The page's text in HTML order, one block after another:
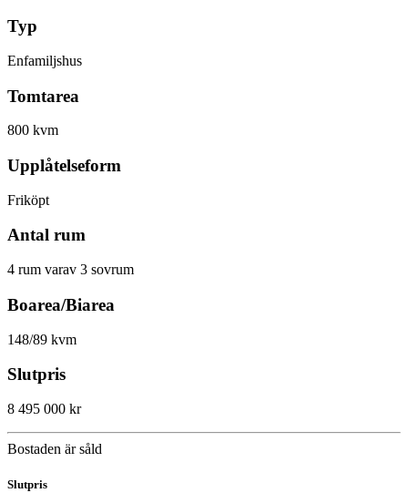
Typ
Enfamiljshus
Tomtarea
800 kvm
Upplåtelseform
Friköpt
Antal rum
4 rum varav 3 sovrum
Boarea/Biarea
148/89 kvm
Slutpris
8 495 000 kr
Bostaden är såld
Slutpris